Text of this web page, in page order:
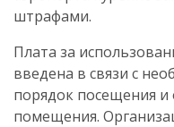
штрафами.
Плата за
введена в связи с
порядок посещения и
помещения.